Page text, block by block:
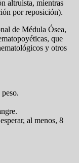
altruista, mientras
por reposición).
de Médula Ósea,
que
y otros
al menos, 8